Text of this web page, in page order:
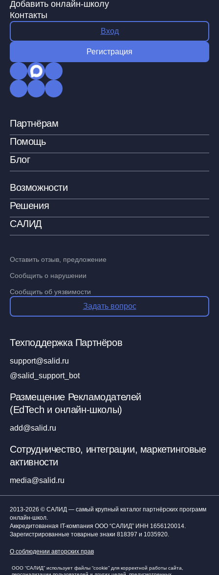
Добавить онлайн-школу
Контакты
Вход
Регистрация
Партнёрам
Помощь
Блог
Возможности
Решения
САЛИД
Оставить отзыв, предложение
Сообщить о нарушении
Сообщить об уязвимости
Задать вопрос
Техподдержка Партнёров
support@salid.ru
@salid_support_bot
Размещение Рекламодателей
(EdTech и онлайн-школы)
add@salid.ru
Сотрудничество, интеграции, маркетинговые
активности
media@salid.ru
2013-2026 © САЛИД — самый крупный каталог партнёрских программ
онлайн-школ.
Аккредитованная IT-компания ООО “САЛИД” ИНН 1656120014.
Зарегистрированные товарные знаки 818397 и 1035920.
О соблюдении авторских прав
ООО “САЛИД” использует файлы “cookie” для корректной работы сайта,